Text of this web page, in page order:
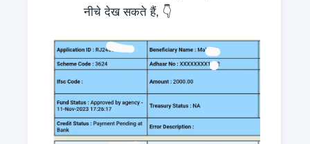
नीचे देख सकते हैं, 👇